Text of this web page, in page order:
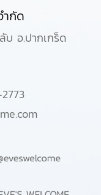
กัด
บ อ.ปากเกร็ด